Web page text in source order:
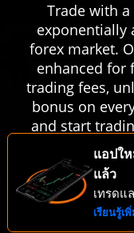
Trade with
exponentially
forex market.
enhanced for
trading fees,
bonus on
and start
เลเวอ
Low
Top
แอปใ
แล้ว
เทรดแ
เรียนรู้เ